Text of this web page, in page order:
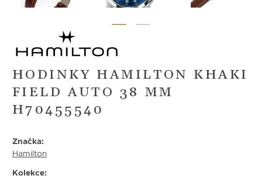
HODINKY HAMILTON KHAKI
FIELD AUTO 38 MM
H70455540
Značka:
Hamilton
Kolekce: